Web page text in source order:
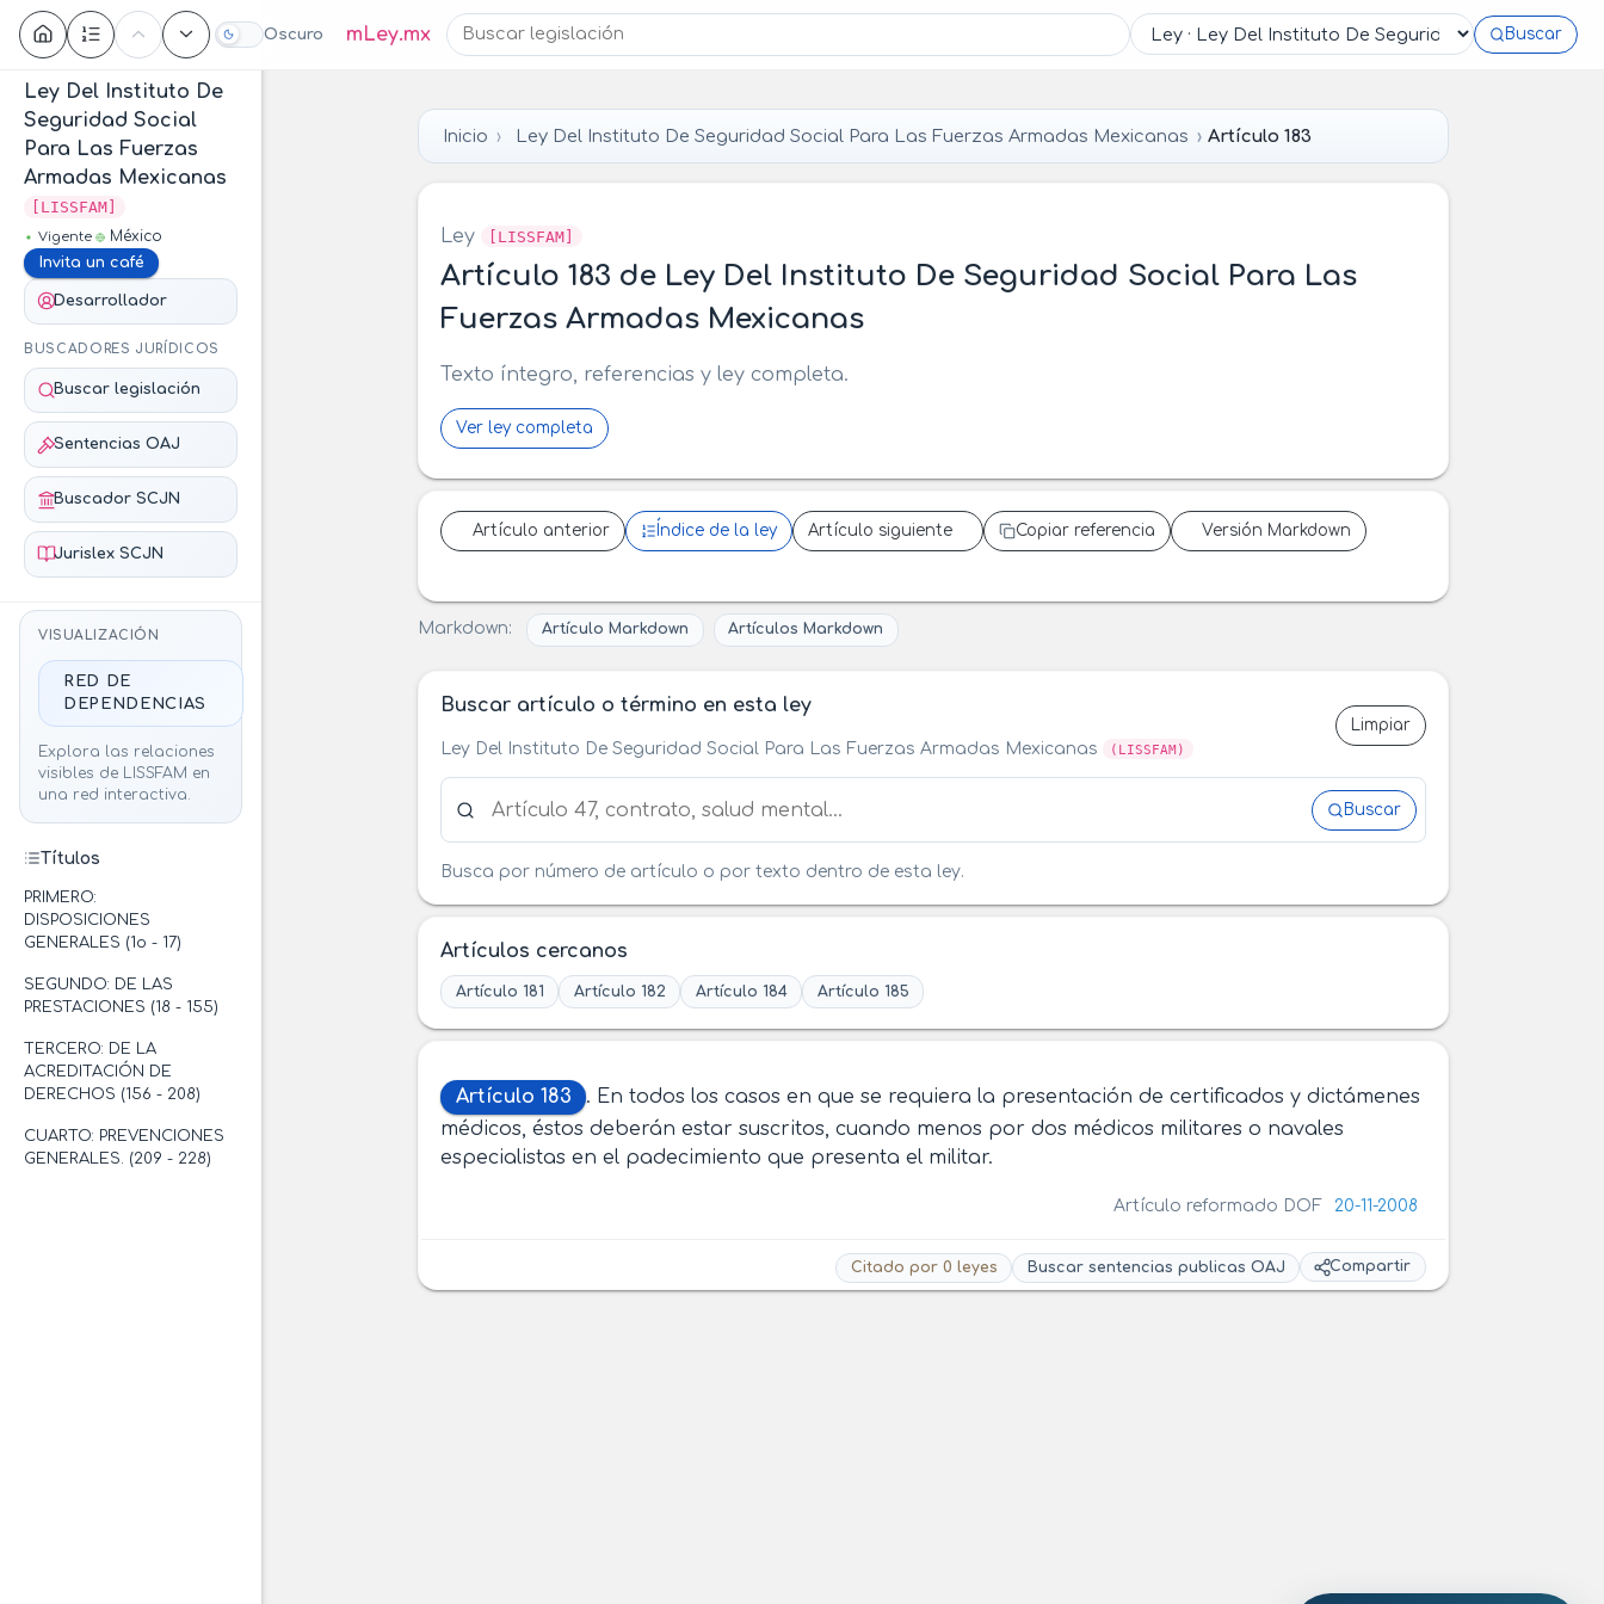
Oscuro mLey.mx Buscar
Contenido
Ley Del Instituto De
Seguridad Social
Para Las Fuerzas
Armadas Mexicanas
[LISSFAM]
Vigente
México
Invita un café
Desarrollador
BUSCADORES JURÍDICOS
Buscar legislación
Sentencias OAJ
Buscador SCJN
Jurislex SCJN
VISUALIZACIÓN
RED DE
DEPENDENCIAS
Explora las relaciones
visibles de LISSFAM en
una red interactiva.
Títulos
PRIMERO:
DISPOSICIONES
GENERALES (1o - 17)
SEGUNDO: DE LAS
PRESTACIONES (18 - 155)
TERCERO: DE LA
ACREDITACIÓN DE
DERECHOS (156 - 208)
CUARTO: PREVENCIONES
GENERALES. (209 - 228)
Inicio Ley Del Instituto De Seguridad Social Para Las Fuerzas Armadas Mexicanas Artículo 183
Ley [LISSFAM]
Artículo 183 de Ley Del Instituto De Seguridad Social Para Las
Fuerzas Armadas Mexicanas
Texto íntegro, referencias y ley completa.
Ver ley completa
Artículo anterior Índice de la ley Artículo siguiente Copiar referencia Versión Markdown
Markdown: Artículo Markdown Artículos Markdown
Buscar artículo o término en esta ley
Ley Del Instituto De Seguridad Social Para Las Fuerzas Armadas Mexicanas (LISSFAM)
Limpiar
Buscar
Busca por número de artículo o por texto dentro de esta ley.
Artículos cercanos
Artículo 181 Artículo 182 Artículo 184 Artículo 185
Artículo 183
. En todos los casos en que se requiera la presentación de certificados y dictámenes
médicos, éstos deberán estar suscritos, cuando menos por dos médicos militares o navales
especialistas en el padecimiento que presenta el militar.
Artículo reformado DOF 20-11-2008
Citado por 0 leyes Buscar sentencias publicas OAJ Compartir